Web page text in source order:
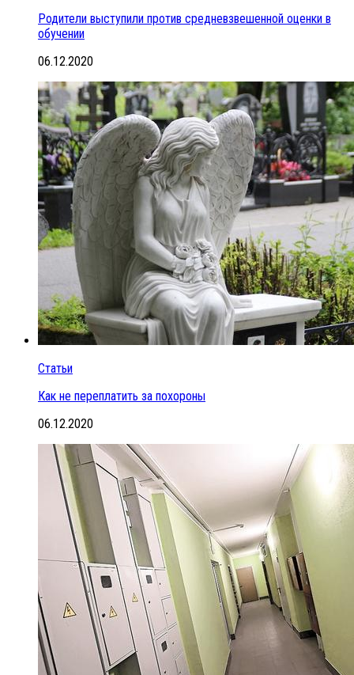
Родители выступили против средневзвешенной оценки в
обучении
06.12.2020
Статьи
Как не переплатить за похороны
06.12.2020